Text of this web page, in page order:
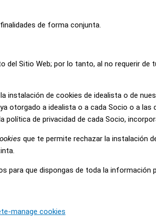
de forma conjunta.
Sitio Web; por lo tanto, al no requerir
de cookies de idealista o de
otorgado a idealista o a cada Socio o a
de privacidad de cada Socio,
que te permite rechazar la instalación
para que dispongas de toda la
manage cookies